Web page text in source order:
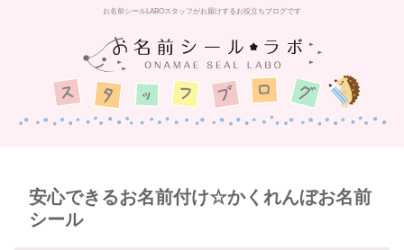
お名前シールLABOスタッフがお届けするお役立ちブログです
安心できるお名前付け☆かくれんぼお名前
シール